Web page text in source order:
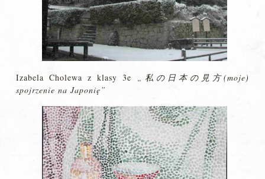
Izabela Cholewa z klasy 3e
„私の日本の見方(moje)
spojrzenie na Japonię”